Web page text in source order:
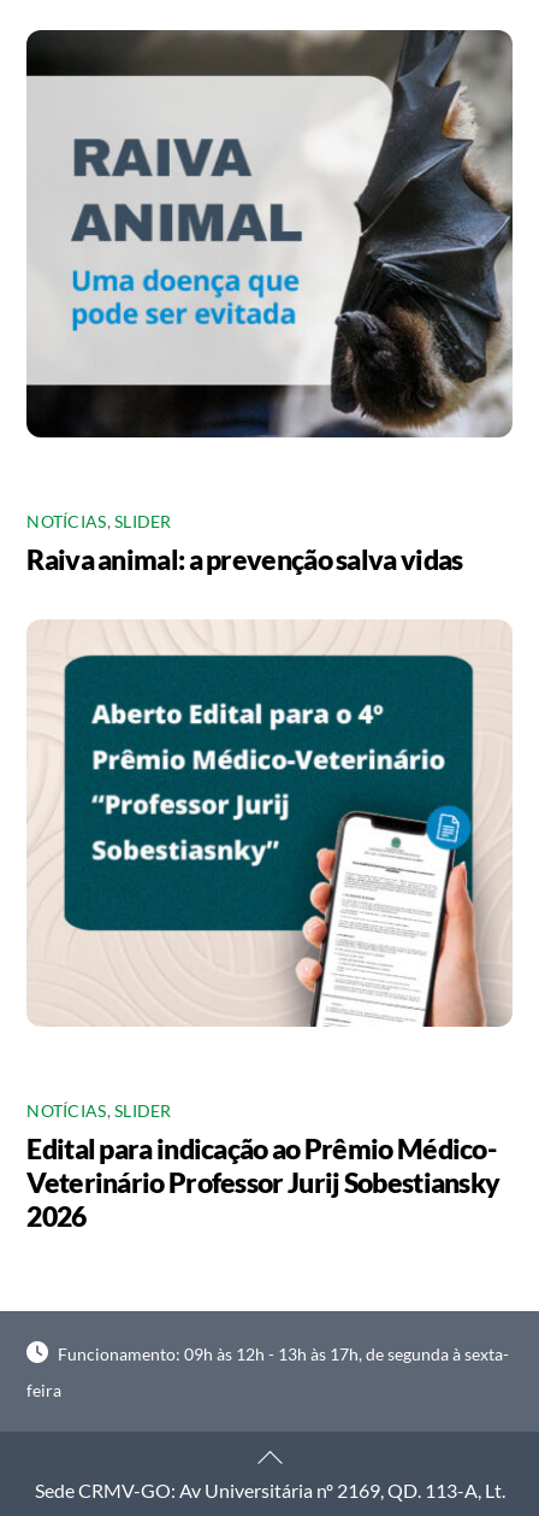
NOTÍCIAS,SLIDER
Raiva animal: a prevenção salva vidas
NOTÍCIAS,SLIDER
Edital para indicação ao Prêmio Médico-
Veterinário Professor Jurij Sobestiansky
2026
Funcionamento: 09h às 12h - 13h às 17h, de segunda à sexta-
feira
Back
To
Sede CRMV-GO: Av Universitária nº 2169, QD. 113-A, Lt.